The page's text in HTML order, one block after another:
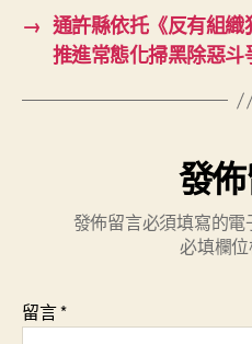
→ 通許縣依托《反有組
推進常態化掃黑除惡斗
發
發佈留言必須填寫的電
必填欄
留言*